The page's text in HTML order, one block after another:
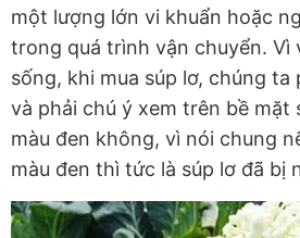
một lượng lớn vi khuẩn hoặc
trong quá trình vận chuyển. Vì
sống, khi mua súp lơ, chúng ta
và phải chú ý xem trên bề mặt
màu đen không, vì nói chung
màu đen thì tức là súp lơ đã bị